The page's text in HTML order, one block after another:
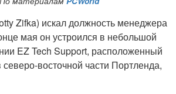
Zifka) искал должность менеджера
мая он устроился в небольшой
EZ Tech Support, расположенный
восточной части Портленда,